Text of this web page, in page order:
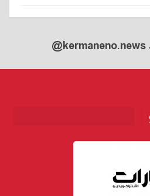
@kermaneno.news